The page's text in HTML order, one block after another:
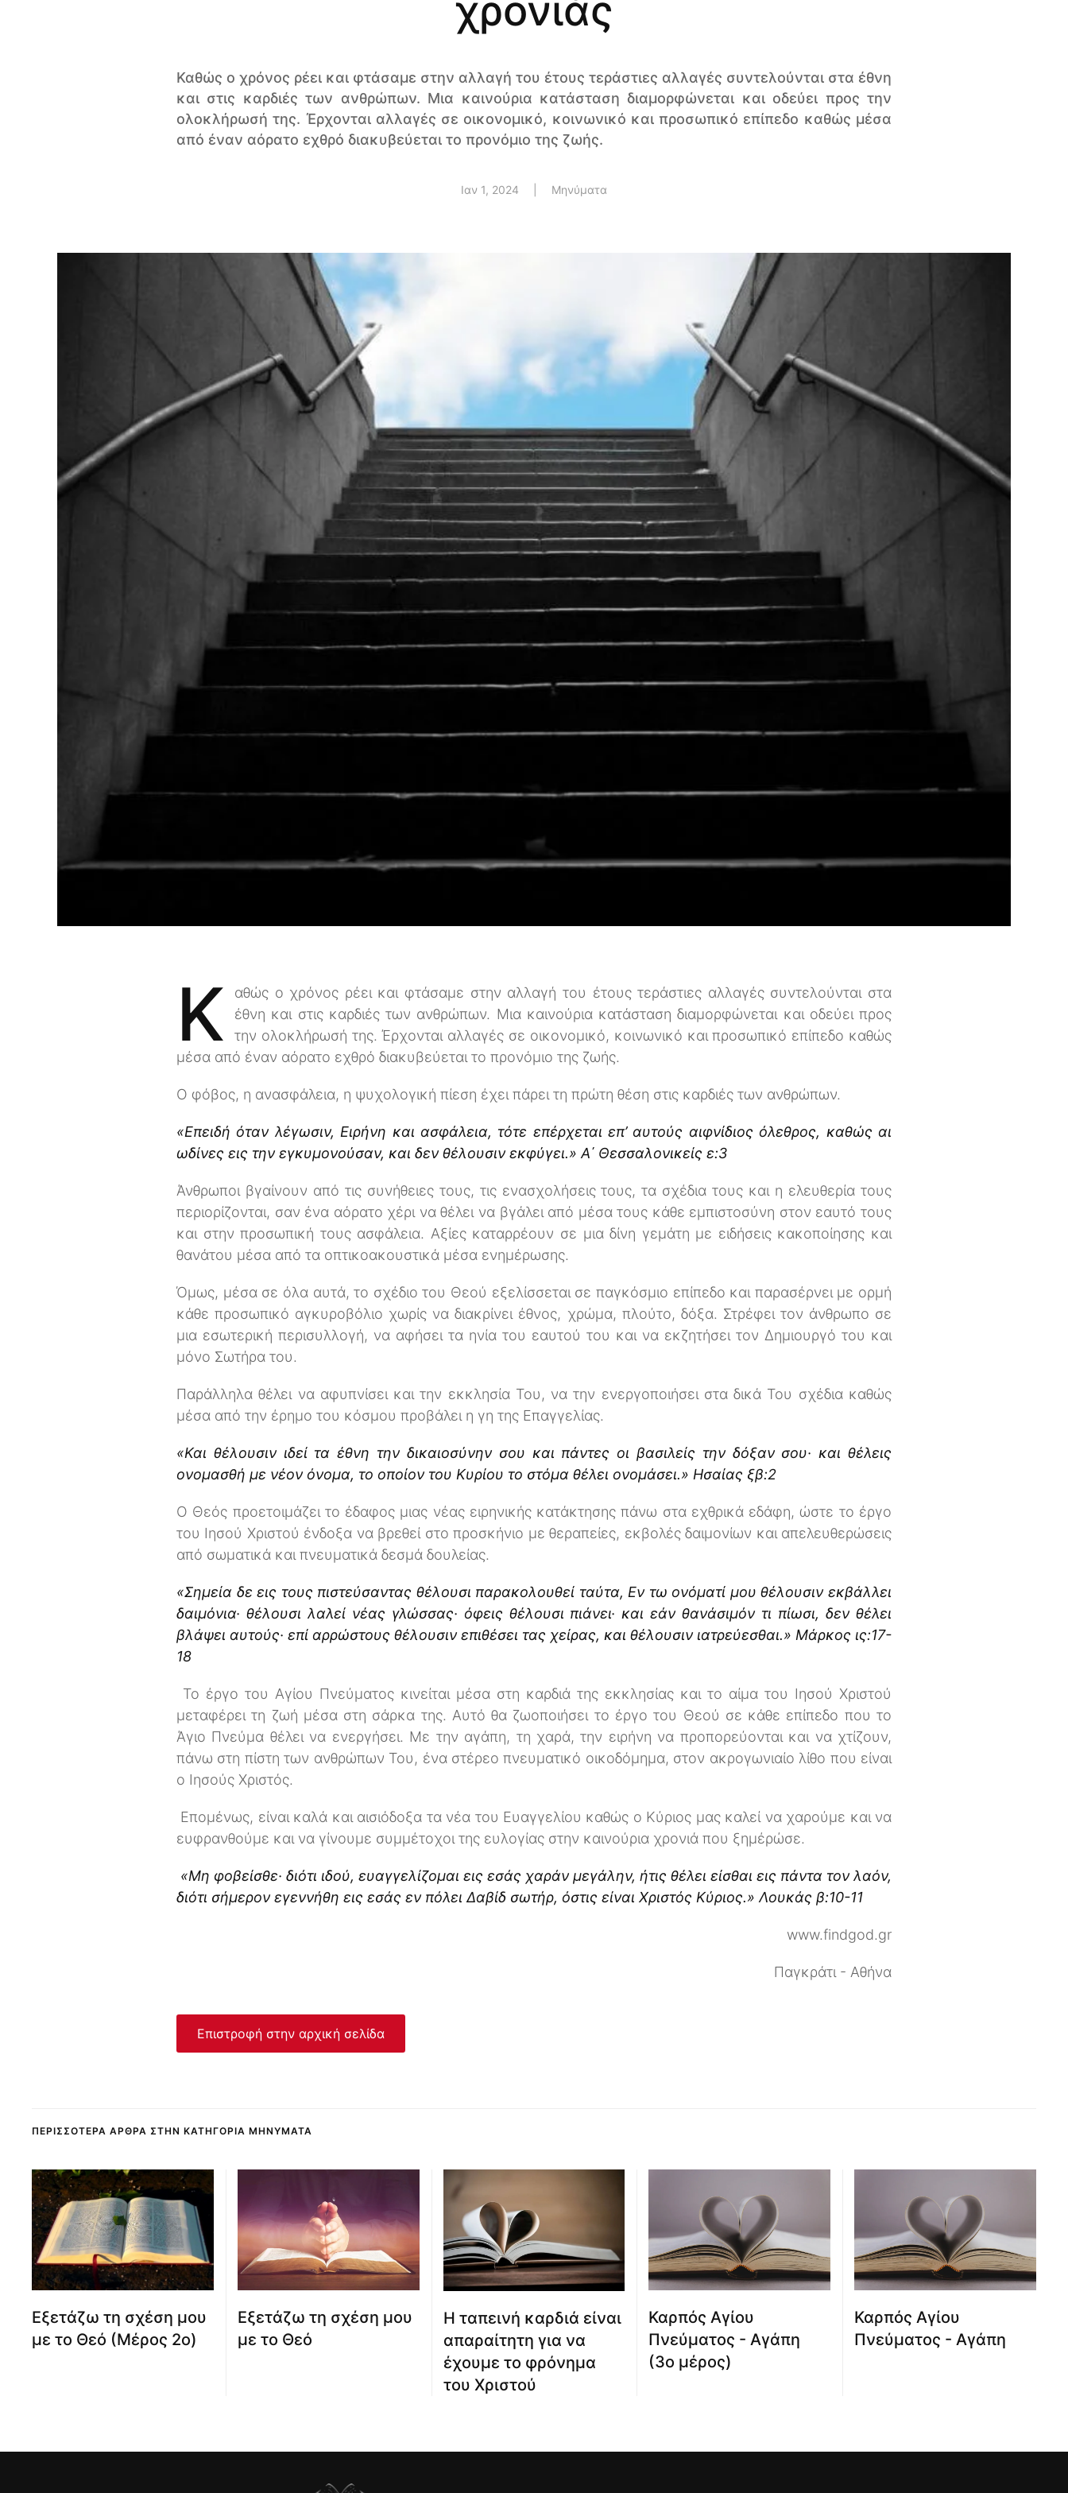
χρονιάς
Καθώς ο χρόνος ρέει και φτάσαμε στην αλλαγή του έτους τεράστιες αλλαγές συντελούνται στα έθνη
και στις καρδιές των ανθρώπων. Μια καινούρια κατάσταση διαμορφώνεται και οδεύει προς την
ολοκλήρωσή της. Έρχονται αλλαγές σε οικονομικό, κοινωνικό και προσωπικό επίπεδο καθώς μέσα
από έναν αόρατο εχθρό διακυβεύεται το προνόμιο της ζωής.
Ιαν 1, 2024 Μηνύματα
Κ
αθώς ο χρόνος ρέει και φτάσαμε στην αλλαγή του έτους τεράστιες αλλαγές συντελούνται στα
έθνη και στις καρδιές των ανθρώπων. Μια καινούρια κατάσταση διαμορφώνεται και οδεύει προς
την ολοκλήρωσή της. Έρχονται αλλαγές σε οικονομικό, κοινωνικό και προσωπικό επίπεδο καθώς
μέσα από έναν αόρατο εχθρό διακυβεύεται το προνόμιο της ζωής.
Ο φόβος, η ανασφάλεια, η ψυχολογική πίεση έχει πάρει τη πρώτη θέση στις καρδιές των ανθρώπων.
«Επειδή όταν λέγωσιν, Ειρήνη και ασφάλεια, τότε επέρχεται επ’ αυτούς αιφνίδιος όλεθρος, καθώς αι
ωδίνες εις την εγκυμονούσαν, και δεν θέλουσιν εκφύγει.» Α΄ Θεσσαλονικείς ε:3
Άνθρωποι βγαίνουν από τις συνήθειες τους, τις ενασχολήσεις τους, τα σχέδια τους και η ελευθερία τους
περιορίζονται, σαν ένα αόρατο χέρι να θέλει να βγάλει από μέσα τους κάθε εμπιστοσύνη στον εαυτό τους
και στην προσωπική τους ασφάλεια. Αξίες καταρρέουν σε μια δίνη γεμάτη με ειδήσεις κακοποίησης και
θανάτου μέσα από τα οπτικοακουστικά μέσα ενημέρωσης.
Όμως, μέσα σε όλα αυτά, το σχέδιο του Θεού εξελίσσεται σε παγκόσμιο επίπεδο και παρασέρνει με ορμή
κάθε προσωπικό αγκυροβόλιο χωρίς να διακρίνει έθνος, χρώμα, πλούτο, δόξα. Στρέφει τον άνθρωπο σε
μια εσωτερική περισυλλογή, να αφήσει τα ηνία του εαυτού του και να εκζητήσει τον Δημιουργό του και
μόνο Σωτήρα του.
Παράλληλα θέλει να αφυπνίσει και την εκκλησία Του, να την ενεργοποιήσει στα δικά Του σχέδια καθώς
μέσα από την έρημο του κόσμου προβάλει η γη της Επαγγελίας.
«Και θέλουσιν ιδεί τα έθνη την δικαιοσύνην σου και πάντες οι βασιλείς την δόξαν σου· και θέλεις
ονομασθή με νέον όνομα, το οποίον του Κυρίου το στόμα θέλει ονομάσει.» Ησαίας ξβ:2
Ο Θεός προετοιμάζει το έδαφος μιας νέας ειρηνικής κατάκτησης πάνω στα εχθρικά εδάφη, ώστε το έργο
του Ιησού Χριστού ένδοξα να βρεθεί στο προσκήνιο με θεραπείες, εκβολές δαιμονίων και απελευθερώσεις
από σωματικά και πνευματικά δεσμά δουλείας.
«Σημεία δε εις τους πιστεύσαντας θέλουσι παρακολουθεί ταύτα, Εν τω ονόματί μου θέλουσιν εκβάλλει
δαιμόνια· θέλουσι λαλεί νέας γλώσσας· όφεις θέλουσι πιάνει· και εάν θανάσιμόν τι πίωσι, δεν θέλει
βλάψει αυτούς· επί αρρώστους θέλουσιν επιθέσει τας χείρας, και θέλουσιν ιατρεύεσθαι.» Μάρκος ις:17-
18
Το έργο του Αγίου Πνεύματος κινείται μέσα στη καρδιά της εκκλησίας και το αίμα του Ιησού Χριστού
μεταφέρει τη ζωή μέσα στη σάρκα της. Αυτό θα ζωοποιήσει το έργο του Θεού σε κάθε επίπεδο που το
Άγιο Πνεύμα θέλει να ενεργήσει. Με την αγάπη, τη χαρά, την ειρήνη να προπορεύονται και να χτίζουν,
πάνω στη πίστη των ανθρώπων Του, ένα στέρεο πνευματικό οικοδόμημα, στον ακρογωνιαίο λίθο που είναι
ο Ιησούς Χριστός.
Επομένως, είναι καλά και αισιόδοξα τα νέα του Ευαγγελίου καθώς ο Κύριος μας καλεί να χαρούμε και να
ευφρανθούμε και να γίνουμε συμμέτοχοι της ευλογίας στην καινούρια χρονιά που ξημέρώσε.
«Μη φοβείσθε· διότι ιδού, ευαγγελίζομαι εις εσάς χαράν μεγάλην, ήτις θέλει είσθαι εις πάντα τον λαόν,
διότι σήμερον εγεννήθη εις εσάς εν πόλει Δαβίδ σωτήρ, όστις είναι Χριστός Κύριος.» Λουκάς β:10-11
www.findgod.gr
Παγκράτι - Αθήνα
Επιστροφή στην αρχική σελίδα
ΠΕΡΙΣΣΌΤΕΡΑ ΆΡΘΡΑ ΣΤΗΝ ΚΑΤΗΓΟΡΊΑ ΜΗΝΎΜΑΤΑ
Εξετάζω τη σχέση μου
με το Θεό (Μέρος 2ο)
Εξετάζω τη σχέση μου
με το Θεό
Η ταπεινή καρδιά είναι
απαραίτητη για να
έχουμε το φρόνημα
του Χριστού
Καρπός Αγίου
Πνεύματος - Αγάπη
(3ο μέρος)
Καρπός Αγίου
Πνεύματος - Αγάπη